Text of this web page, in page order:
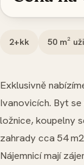
2+kk 50 m²
Exklusivně
Ivanovicích. Byt
ložnice, koupelny
zahrady cca 54
Nájemnicí mají